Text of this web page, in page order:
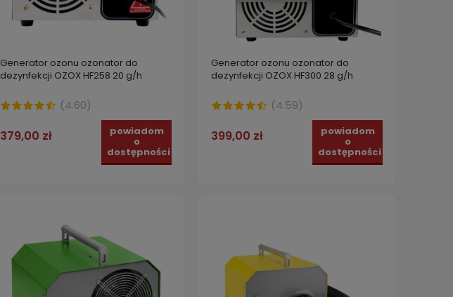
Generator ozonu ozonator do
dezynfekcji OZOX HF258 20 g/h
(4.60)
379,00 zł powiadom
o
dostępności
Generator ozonu ozonator do
dezynfekcji OZOX HF300 28 g/h
(4.59)
399,00 zł powiadom
o
dostępności